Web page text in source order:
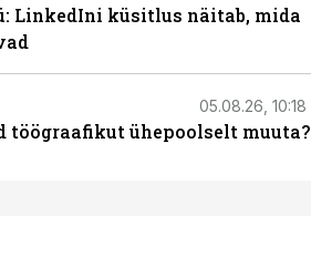
LinkedIni küsitlus näitab, mida
05.08.26, 10:18
ühepoolselt muuta?